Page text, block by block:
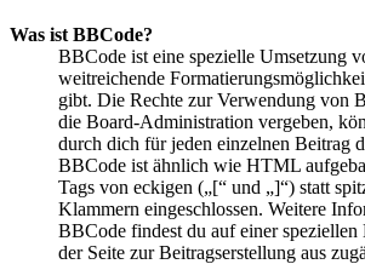
Was ist BBCode?
BBCode ist eine spezielle Umsetzung
weitreichende
gibt. Die Rechte zur Verwendung von
die Board-Administration vergeben,
durch dich für jeden einzelnen Beitrag
BBCode ist ähnlich wie HTML
Tags von eckigen („[“ und „]“) statt
Klammern eingeschlossen. Weitere
BBCode findest du auf einer
der Seite zur Beitragserstellung aus